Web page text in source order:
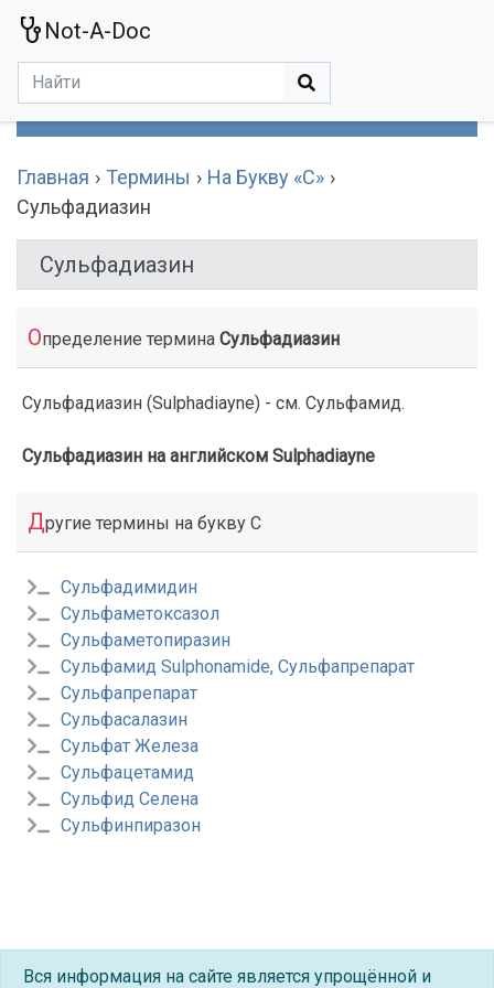
Not-A-Doc
Главная Термины
На Букву «С»
Сульфадиазин
Сульфадиазин
Определение термина Сульфадиазин
Сульфадиазин (Sulphadiayne) - см. Сульфамид.
Сульфадиазин на английском Sulphadiayne
Другие термины на букву С
Сульфадимидин
Сульфаметоксазол
Сульфаметопиразин
Сульфамид Sulphonamide, Сульфапрепарат
Сульфапрепарат
Сульфасалазин
Сульфат Железа
Сульфацетамид
Сульфид Селена
Сульфинпиразон
Вся информация на сайте является упрощённой и